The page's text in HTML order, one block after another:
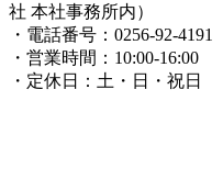
社 本社事務所内）
・電話番号：0256-92-4191
・営業時間：10:00-16:00
・定休日：土・日・祝日